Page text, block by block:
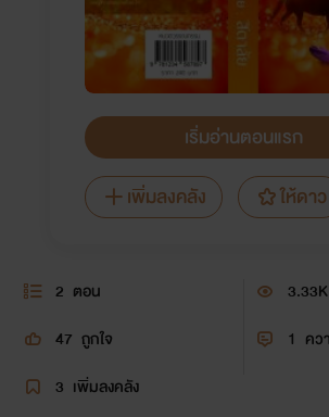
เริ่มอ่านตอนแรก
เพิ่มลงคลัง
ให้ดาว
2 ตอน 3.33K
47 ถูกใจ 1 คว
3 เพิ่มลงคลัง